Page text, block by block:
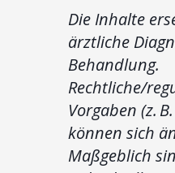
Die Inhalte
ärztliche
Behandlung.
Rechtliche/
Vorgaben (z.
können sich
Maßgeblich